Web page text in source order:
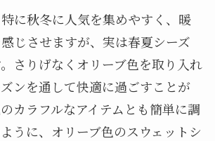
に秋冬に人気を集めやすく、暖
じさせますが、実は春夏シーズ
さりげなくオリーブ色を取り入れ
ンを通して快適に過ごすことが
カラフルなアイテムとも簡単に調
うに、オリーブ色のスウェットシ